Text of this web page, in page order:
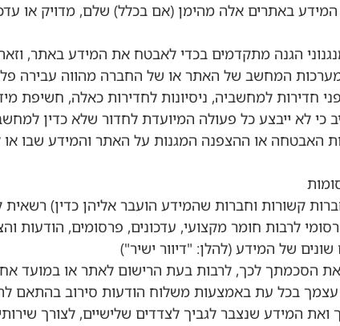
באתרים אלה מהימן (אם בכלל) שלם, מדויק או
הגנה מתקדמים בכדי לאבטח את המידע באתר,
המחשב של האתר או של החברה מהווה עבירה
חדירות למחשביה, ניסיונות לחדירות כאלה, חשיפת
ייבצע כל פעולה המיועדת לחדור שלא כדין
או ההצפנה המגנות על האתר והמידע שבו או
קשורות וחברות שהמידע הועבר אליהן כדין)
לרבות חומר מקצועי, עדכונים, פרסומים,
של המידע (להלן: "דיוור ישיר")
את הסכמתך לכך, לרבות בעת הרישום לאתר או במועד
בכל עת באמצעות משלוח הודעות סירוב בהתאם
המידע שנצבר לגביך לצדדים שלישיים, לצורך